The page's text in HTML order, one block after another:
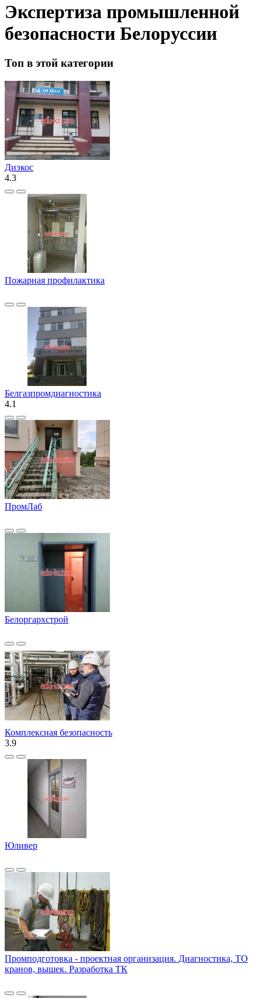
Экспертиза промышленной
безопасности Белоруссии
Топ в этой категории
Диэкос
4.3
Пожарная профилактика
Белгазпромдиагностика
4.1
ПромЛаб
Белоргархстрой
Комплексная безопасность
3.9
Юливер
Промподготовка - проектная организация. Диагностика, ТО
кранов, вышек. Разработка ТК